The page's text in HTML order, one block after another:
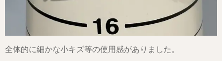
全体的に細かな小キズ等の使用感がありました。